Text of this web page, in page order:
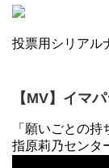
投票用シリアル
【MV】イマ
「願いごとの
指原莉乃センタ